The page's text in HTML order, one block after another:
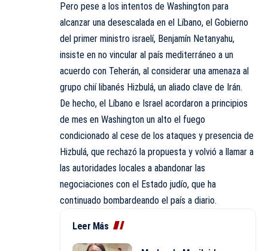
Pero pese a los intentos de Washington para
alcanzar una desescalada en el Líbano, el Gobierno
del primer ministro israelí, Benjamín Netanyahu,
insiste en no vincular al país mediterráneo a un
acuerdo con Teherán, al considerar una amenaza al
grupo chií libanés Hizbulá, un aliado clave de Irán.
De hecho, el Líbano e Israel acordaron a principios
de mes en Washington un alto el fuego
condicionado al cese de los ataques y presencia de
Hizbulá, que rechazó la propuesta y volvió a llamar a
las autoridades locales a abandonar las
negociaciones con el Estado judío, que ha
continuado bombardeando el país a diario.
Leer Más